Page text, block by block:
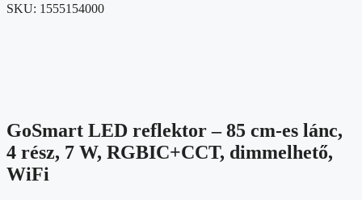
SKU: 1555154000
GoSmart LED reflektor – 85 cm-es lánc,
4 rész, 7 W, RGBIC+CCT, dimmelhető,
WiFi